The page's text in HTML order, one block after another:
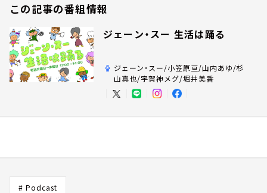
この記事の番組情報
ジェーン・スー 生活は踊る
ジェーン・スー/小笠原亘/山内あゆ/杉
山真也/宇賀神メグ/堀井美香
# Podcast